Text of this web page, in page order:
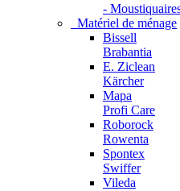
-
Matériel de ménage
Bissell
Brabantia
E. Ziclean
Kärcher
Mapa
Profi Care
Roborock
Rowenta
Spontex
Swiffer
Vileda